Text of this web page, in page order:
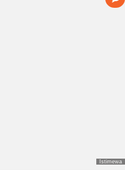
Istimewa